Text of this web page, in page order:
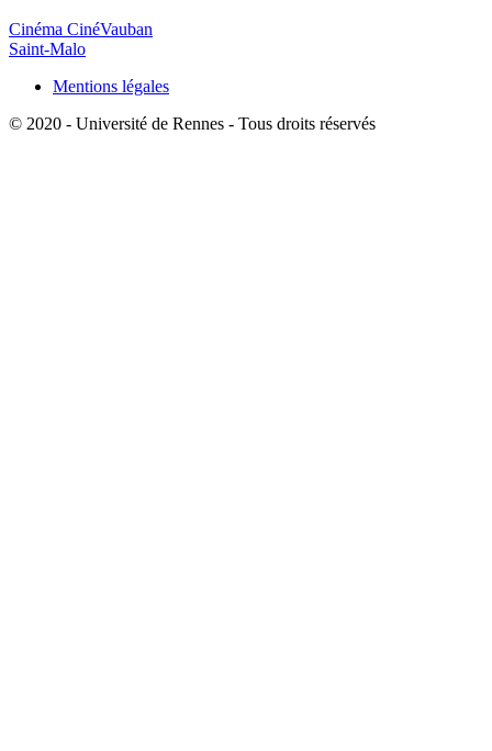
Cinéma CinéVauban
Saint-Malo
Mentions légales
© 2020 - Université de Rennes - Tous droits réservés